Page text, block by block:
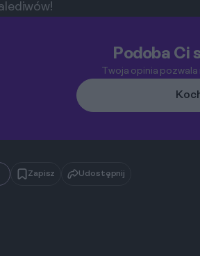
Podoba Ci
Twoja opinia
Zapisz Udostępnij